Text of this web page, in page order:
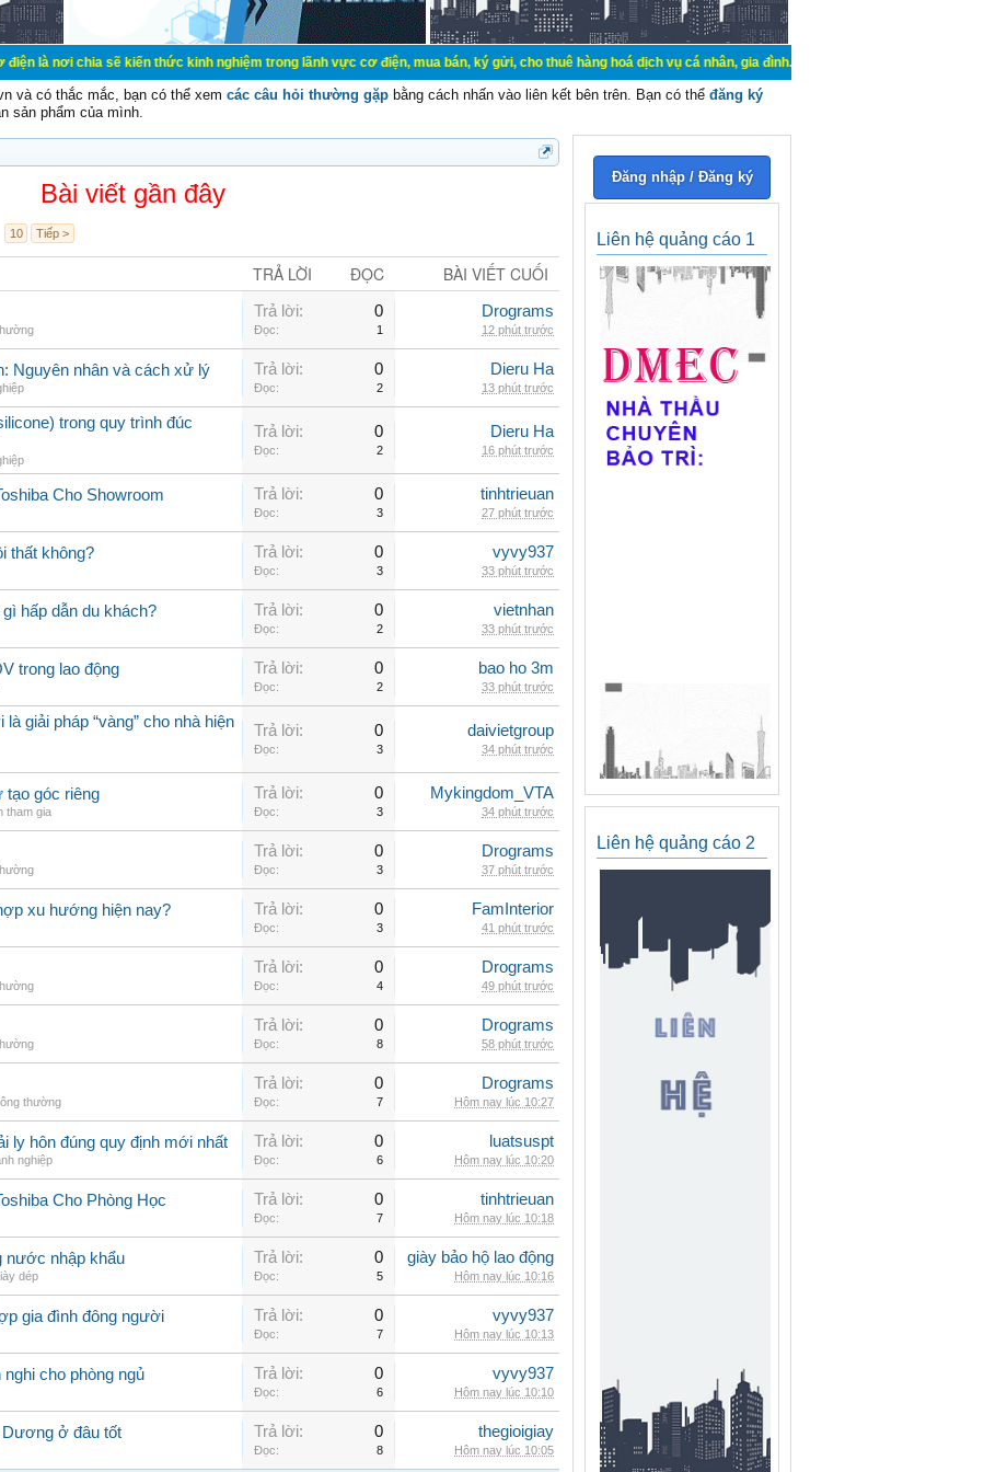
sẽ kiến thức kinh nghiệm trong lãnh vực cơ điện, mua bán, ký gửi, cho thuê hàng hoá dịch vụ cá nhân, gia đình. Mua bán, ký gửi, cho thuê thiết bị hệ
và có thắc mắc, bạn có thể xem các câu hỏi thường gặp bằng cách nhấn vào liên kết bên trên. Bạn có thể đăng ký
sản phẩm của mình.
Bài viết gần đây
10 Tiếp >
TRẢ LỜI ĐỌC BÀI VIẾT CUỐI
Trả lời: 0
Đọc: 1
Drograms
12 phút trước
Nguyên nhân và cách xử lý Trả lời: 0
Đọc: 2
Dieru Ha
13 phút trước
trong quy trình đúc
Trả lời: 0
Đọc: 2
Dieru Ha
16 phút trước
Cho Showroom Trả lời: 0
Đọc: 3
tinhtrieuan
27 phút trước
thất không? Trả lời: 0
Đọc: 3
vyvy937
33 phút trước
hấp dẫn du khách? Trả lời: 0
Đọc: 2
vietnhan
33 phút trước
trong lao động Trả lời: 0
Đọc: 2
bao ho 3m
33 phút trước
giải pháp “vàng” cho nhà hiện
Trả lời: 0
Đọc: 3
daivietgroup
34 phút trước
tạo góc riêng
tham gia
Trả lời: 0
Đọc: 3
Mykingdom_VTA
34 phút trước
Trả lời: 0
Đọc: 3
Drograms
37 phút trước
xu hướng hiện nay? Trả lời: 0
Đọc: 3
FamInterior
41 phút trước
Trả lời: 0
Đọc: 4
Drograms
49 phút trước
Trả lời: 0
Đọc: 8
Drograms
58 phút trước
thường
Trả lời: 0
Đọc: 7
Drograms
Hôm nay lúc 10:27
ly hôn đúng quy định mới nhất
nghiệp
Trả lời: 0
Đọc: 6
luatsuspt
Hôm nay lúc 10:20
Cho Phòng Học Trả lời: 0
Đọc: 7
tinhtrieuan
Hôm nay lúc 10:18
nước nhập khẩu
dép
Trả lời: 0
Đọc: 5
giày bảo hộ lao động
Hôm nay lúc 10:16
gia đình đông người Trả lời: 0
Đọc: 7
vyvy937
Hôm nay lúc 10:13
cho phòng ngủ Trả lời: 0
Đọc: 6
vyvy937
Hôm nay lúc 10:10
Dương ở đâu tốt Trả lời: 0
Đọc: 8
thegioigiay
Hôm nay lúc 10:05
Đăng nhập / Đăng ký
Liên hệ quảng cáo 1
Liên hệ quảng cáo 2